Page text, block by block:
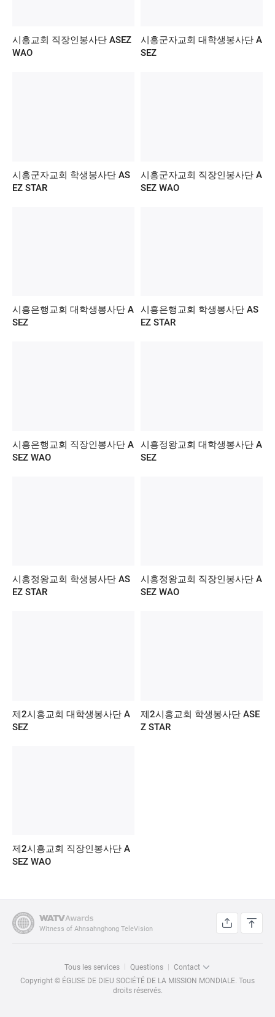
시흥교회 직장인봉사단 ASEZ
WAO
시흥군자교회 대학생봉사단 A
SEZ
시흥군자교회 학생봉사단 AS
EZ STAR
시흥군자교회 직장인봉사단 A
SEZ WAO
시흥은행교회 대학생봉사단 A
SEZ
시흥은행교회 학생봉사단 AS
EZ STAR
시흥은행교회 직장인봉사단 A
SEZ WAO
시흥정왕교회 대학생봉사단 A
SEZ
시흥정왕교회 학생봉사단 AS
EZ STAR
시흥정왕교회 직장인봉사단 A
SEZ WAO
제2시흥교회 대학생봉사단 A
SEZ
제2시흥교회 학생봉사단 ASE
Z STAR
제2시흥교회 직장인봉사단 A
SEZ WAO
Witness of Ahnsahnghong TeleVision
Tous les services Questions
Contact
Copyright © ÉGLISE DE DIEU SOCIÉTÉ DE LA MISSION MONDIALE. Tous
droits réservés.